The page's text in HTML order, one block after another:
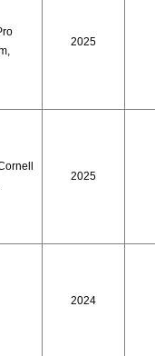
2025
2025
2024